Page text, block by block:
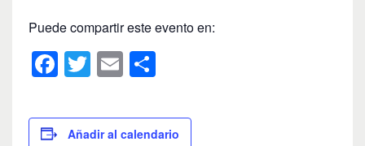
Puede compartir este evento en:
F
a
c
T
wi
tt
E
m
ailm
Añadir al calendario